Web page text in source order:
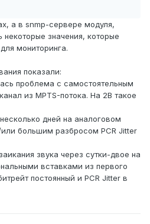
а в snmp-сервере модуля,
некоторые значения, которые
мониторинга.
показали:
проблема с самостоятельным
из MPTS-потока. На 2B такое
дней на аналоговом
или большим разбросом PCR Jitter
звука через сутки-двое на
вставками из первого
постоянный и PCR Jitter в